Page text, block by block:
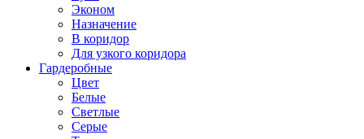
Эконом
Назначение
В коридор
Для узкого коридора
Гардеробные
Цвет
Белые
Светлые
Серые